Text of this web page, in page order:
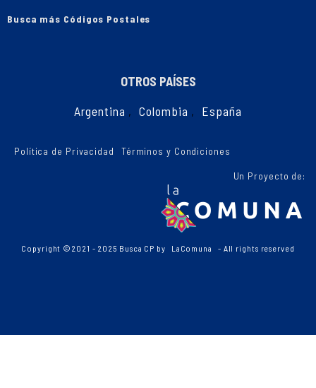
Busca más Códigos Postales
OTROS PAÍSES
Argentina , Colombia , España
Política de Privacidad Términos y Condiciones
Un Proyecto de:
Copyright ©2021 - 2025 Busca CP by LaComuna - All rights reserved